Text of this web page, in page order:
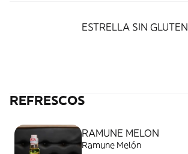
ESTRELLA SIN GLUTEN
REFRESCOS
RAMUNE MELON
Ramune Melón